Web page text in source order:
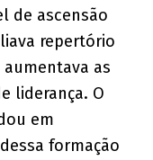
de ascensão
repertório
aumentava as
liderança. O
em
formação